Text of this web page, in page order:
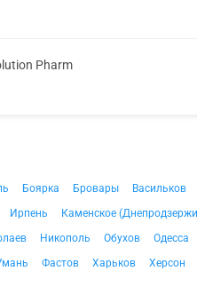
Pharm
Боярка Бровары Васильков
Ирпень Каменское
Никополь Обухов Одесса
Фастов Харьков Херсон